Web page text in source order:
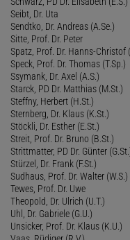
Seibt, Dr. Uta
Sendtko, Dr. Andreas (A.Se.)
Sitte, Prof. Dr. Peter
Spatz, Prof. Dr. Hanns-Christof
Speck, Prof. Dr. Thomas (T.Sp.)
Ssymank, Dr. Axel (A.S.)
Starck, PD Dr. Matthias (M.St.)
Steffny, Herbert (H.St.)
Sternberg, Dr. Klaus (K.St.)
Stöckli, Dr. Esther (E.St.)
Streit, Prof. Dr. Bruno (B.St.)
Strittmatter, PD Dr. Günter
Stürzel, Dr. Frank (F.St.)
Sudhaus, Prof. Dr. Walter (W.S.)
Tewes, Prof. Dr. Uwe
Theopold, Dr. Ulrich (U.T.)
Uhl, Dr. Gabriele (G.U.)
Unsicker, Prof. Dr. Klaus (K.U.)